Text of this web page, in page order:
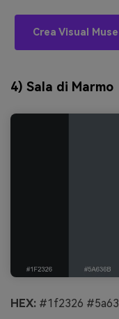
Crea Visual
4) Sala di Marmo
HEX: #1f2326